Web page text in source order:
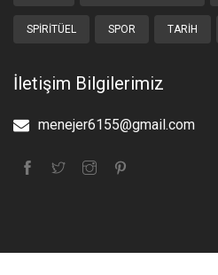
SPIRITÜEL SPOR TARIH
İletişim Bilgilerimiz
menejer6155@gmail.com